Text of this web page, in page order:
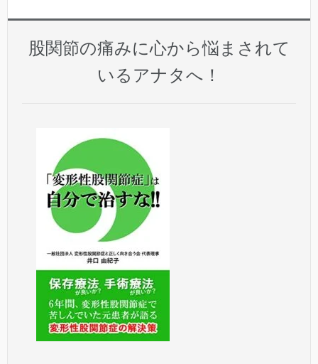
股関節の痛みに心から悩まされて
いるアナタへ！